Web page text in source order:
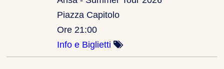
Piazza Capitolo
Ore 21:00
Info e Biglietti